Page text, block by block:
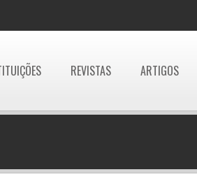
REVISTAS ARTIGOS